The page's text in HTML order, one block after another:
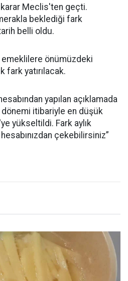
karar Meclis'ten geçti.
beklediği fark
belli oldu.
emeklilere önümüzdeki
fark yatırılacak.
yapılan açıklamada
itibariyle en düşük
yükseltildi. Fark aylık
çekebilirsiniz”